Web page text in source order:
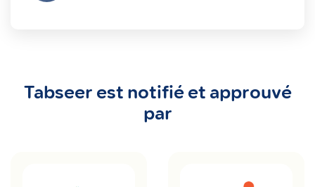
Tabseer est notifié et approuvé
par